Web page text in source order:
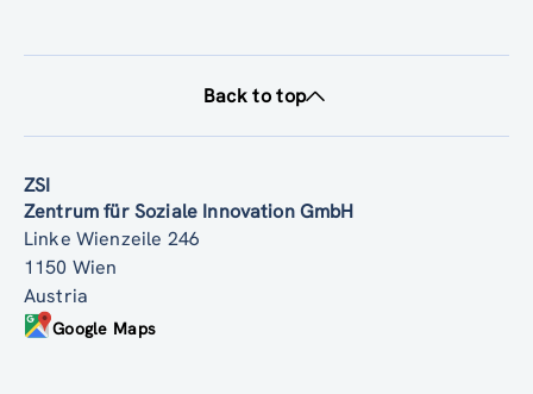
Back to top
ZSI
Zentrum für Soziale Innovation GmbH
Linke Wienzeile 246
1150 Wien
Austria
Google Maps